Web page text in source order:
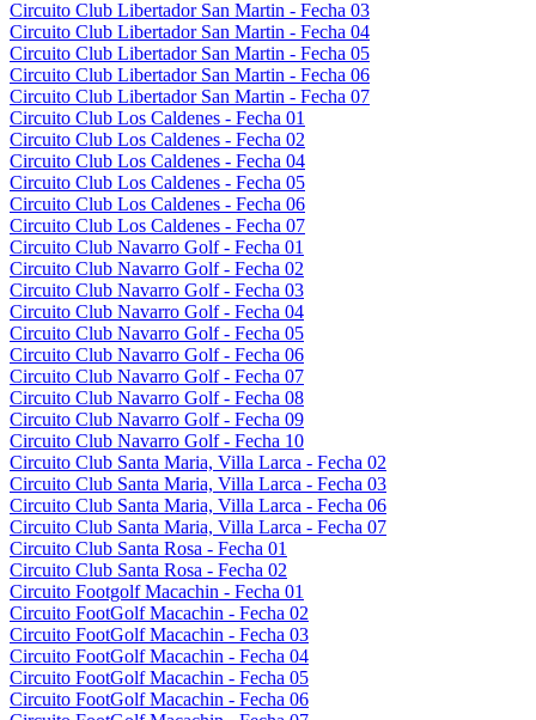
Circuito Club Libertador San Martin - Fecha 03
Circuito Club Libertador San Martin - Fecha 04
Circuito Club Libertador San Martin - Fecha 05
Circuito Club Libertador San Martin - Fecha 06
Circuito Club Libertador San Martin - Fecha 07
Circuito Club Los Caldenes - Fecha 01
Circuito Club Los Caldenes - Fecha 02
Circuito Club Los Caldenes - Fecha 04
Circuito Club Los Caldenes - Fecha 05
Circuito Club Los Caldenes - Fecha 06
Circuito Club Los Caldenes - Fecha 07
Circuito Club Navarro Golf - Fecha 01
Circuito Club Navarro Golf - Fecha 02
Circuito Club Navarro Golf - Fecha 03
Circuito Club Navarro Golf - Fecha 04
Circuito Club Navarro Golf - Fecha 05
Circuito Club Navarro Golf - Fecha 06
Circuito Club Navarro Golf - Fecha 07
Circuito Club Navarro Golf - Fecha 08
Circuito Club Navarro Golf - Fecha 09
Circuito Club Navarro Golf - Fecha 10
Circuito Club Santa Maria, Villa Larca - Fecha 02
Circuito Club Santa Maria, Villa Larca - Fecha 03
Circuito Club Santa Maria, Villa Larca - Fecha 06
Circuito Club Santa Maria, Villa Larca - Fecha 07
Circuito Club Santa Rosa - Fecha 01
Circuito Club Santa Rosa - Fecha 02
Circuito Footgolf Macachin - Fecha 01
Circuito FootGolf Macachin - Fecha 02
Circuito FootGolf Macachin - Fecha 03
Circuito FootGolf Macachin - Fecha 04
Circuito FootGolf Macachin - Fecha 05
Circuito FootGolf Macachin - Fecha 06